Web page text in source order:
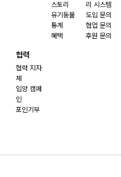
스토리
유기동물
통계
혜택
리 시스템
도입 문의
협업 문의
후원 문의
협력
협력 지자
체
입양 캠페
인
포인기부